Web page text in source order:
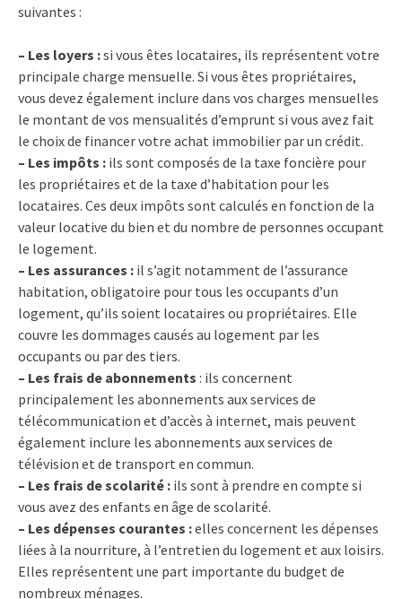
suivantes :
– Les loyers :si vous êtes locataires, ils représentent votre
principale charge mensuelle. Si vous êtes propriétaires,
vous devez également inclure dans vos charges mensuelles
le montant de vos mensualités d’emprunt si vous avez fait
le choix de financer votre achat immobilier par un crédit.
– Les impôts : ils sont composés de la taxe foncière pour
les propriétaires et de la taxe d’habitation pour les
locataires. Ces deux impôts sont calculés en fonction de la
valeur locative du bien et du nombre de personnes occupant
le logement.
– Les assurances : il s’agit notamment de l’assurance
habitation, obligatoire pour tous les occupants d’un
logement, qu’ils soient locataires ou propriétaires. Elle
couvre les dommages causés au logement par les
occupants ou par des tiers.
– Les frais de abonnements : ils concernent
principalement les abonnements aux services de
télécommunication et d’accès à internet, mais peuvent
également inclure les abonnements aux services de
télévision et de transport en commun.
– Les frais de scolarité : ils sont à prendre en compte si
vous avez des enfants en âge de scolarité.
– Les dépenses courantes :elles concernent les dépenses
liées à la nourriture, à l’entretien du logement et aux loisirs.
Elles représentent une part importante du budget de
nombreux ménages.